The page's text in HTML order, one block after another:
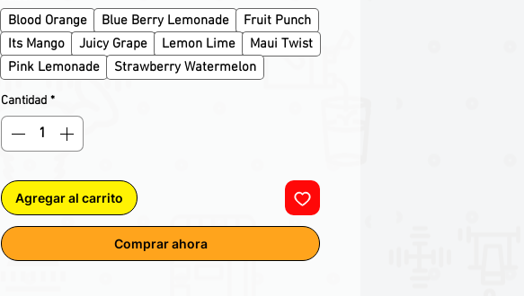
Blood Orange
Blue Berry Lemonade
Fruit Punch
Its Mango
Juicy Grape Lemon Lime
Maui Twist
Pink Lemonade
Strawberry Watermelon
Cantidad *
Agregar al carrito
Comprar ahora